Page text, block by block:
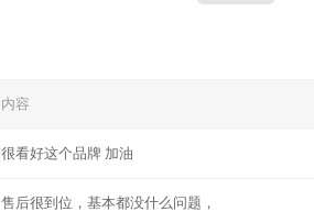
内容
很看好这个品牌 加油
售后很到位，基本都没什么问题，